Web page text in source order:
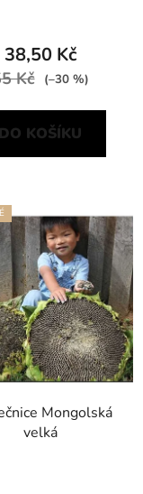
38,50 Kč
Kč (–30 %)
DO KOŠÍKU
Mongolská
velká